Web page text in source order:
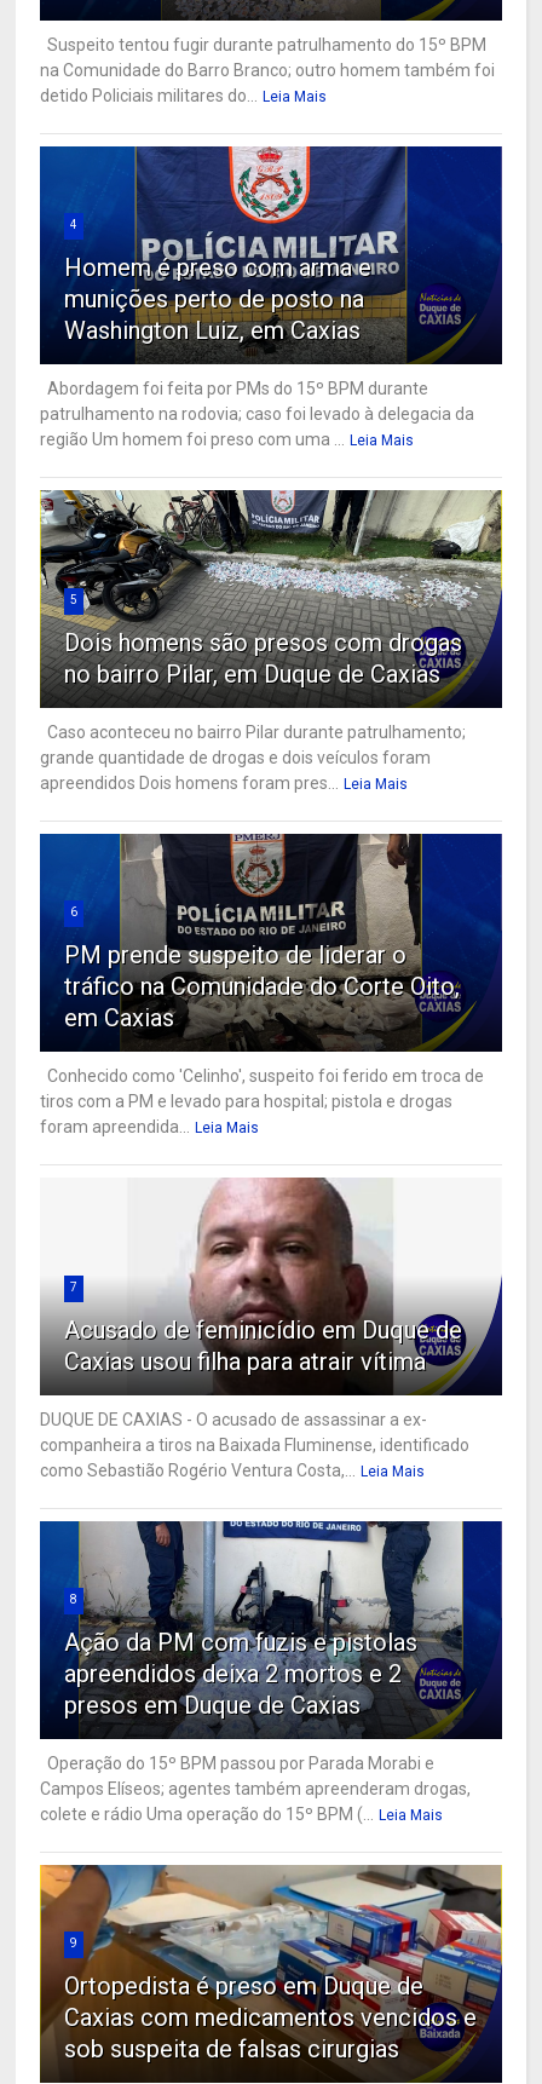
Suspeito tentou fugir durante patrulhamento do 15º BPM
na Comunidade do Barro Branco; outro homem também foi
detido Policiais militares do...
Leia Mais
4
Homem é preso com arma e
munições perto de posto na
Washington Luiz, em Caxias
Abordagem foi feita por PMs do 15º BPM durante
patrulhamento na rodovia; caso foi levado à delegacia da
região Um homem foi preso com uma ...
Leia Mais
5
Dois homens são presos com drogas
no bairro Pilar, em Duque de Caxias
Caso aconteceu no bairro Pilar durante patrulhamento;
grande quantidade de drogas e dois veículos foram
apreendidos Dois homens foram pres...
Leia Mais
6
PM prende suspeito de liderar o
tráfico na Comunidade do Corte Oito,
em Caxias
Conhecido como 'Celinho', suspeito foi ferido em troca de
tiros com a PM e levado para hospital; pistola e drogas
foram apreendida...
Leia Mais
7
Acusado de feminicídio em Duque de
Caxias usou filha para atrair vítima
DUQUE DE CAXIAS - O acusado de assassinar a ex-
companheira a tiros na Baixada Fluminense, identificado
como Sebastião Rogério Ventura Costa,...
Leia Mais
8
Ação da PM com fuzis e pistolas
apreendidos deixa 2 mortos e 2
presos em Duque de Caxias
Operação do 15º BPM passou por Parada Morabi e
Campos Elíseos; agentes também apreenderam drogas,
colete e rádio Uma operação do 15º BPM (...
Leia Mais
9
Ortopedista é preso em Duque de
Caxias com medicamentos vencidos e
sob suspeita de falsas cirurgias